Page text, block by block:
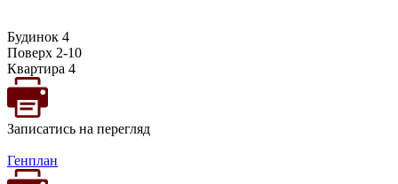
Будинок 4
Поверх 2-10
Квартира 4
Записатись на перегляд
Генплан